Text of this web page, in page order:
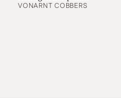
VONARNT COBBERS